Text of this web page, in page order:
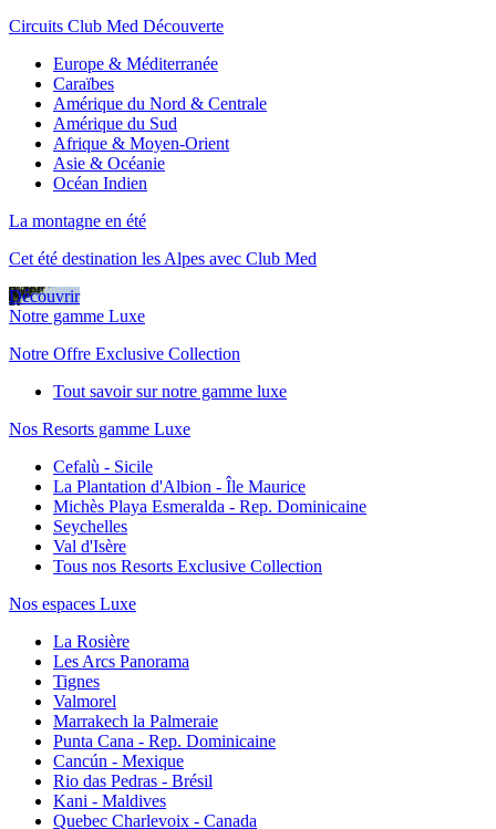
Circuits Club Med Découverte
Europe & Méditerranée
Caraïbes
Amérique du Nord & Centrale
Amérique du Sud
Afrique & Moyen-Orient
Asie & Océanie
Océan Indien
La montagne en été
Cet été destination les Alpes avec Club Med
Découvrir
Notre gamme Luxe
Notre Offre Exclusive Collection
Tout savoir sur notre gamme luxe
Nos Resorts gamme Luxe
Cefalù - Sicile
La Plantation d'Albion - Île Maurice
Michès Playa Esmeralda - Rep. Dominicaine
Seychelles
Val d'Isère
Tous nos Resorts Exclusive Collection
Nos espaces Luxe
La Rosière
Les Arcs Panorama
Tignes
Valmorel
Marrakech la Palmeraie
Punta Cana - Rep. Dominicaine
Cancún - Mexique
Rio das Pedras - Brésil
Kani - Maldives
Quebec Charlevoix - Canada